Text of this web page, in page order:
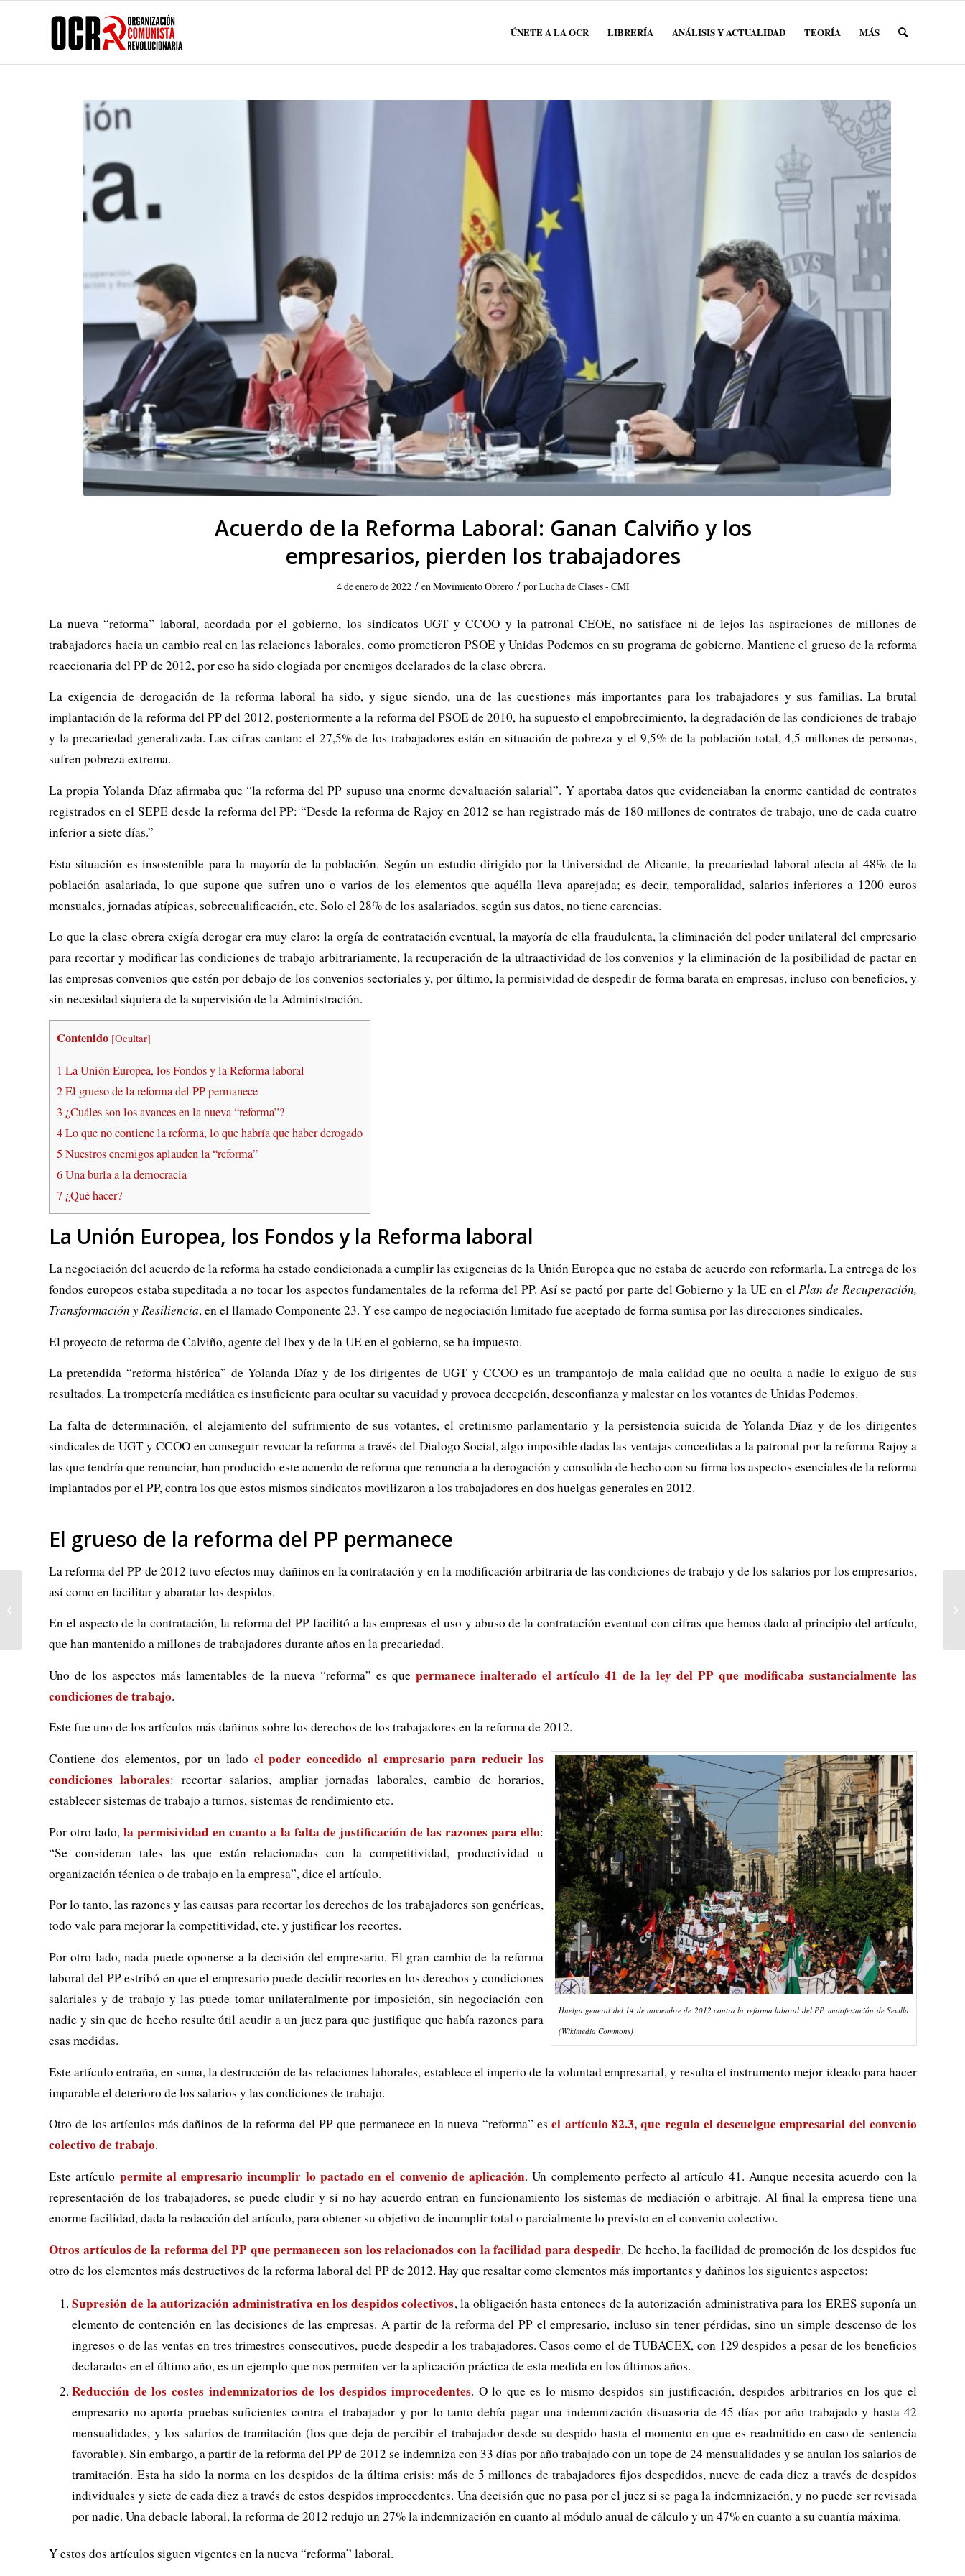
ÚNETE A LA OCR LIBRERÍA ANÁLISIS Y ACTUALIDAD TEORÍA MÁS
Acuerdo de la Reforma Laboral: Ganan Calviño y los
empresarios, pierden los trabajadores
4 de enero de 2022 / enMovimiento Obrero / porLucha de Clases - CMI
La nueva “reforma” laboral, acordada por el gobierno, los sindicatos UGT y CCOO y la patronal CEOE, no satisface ni de lejos las aspiraciones de millones de
trabajadores hacia un cambio real en las relaciones laborales, como prometieron PSOE y Unidas Podemos en su programa de gobierno. Mantiene el grueso de la reforma
reaccionaria del PP de 2012, por eso ha sido elogiada por enemigos declarados de la clase obrera.
La exigencia de derogación de la reforma laboral ha sido, y sigue siendo, una de las cuestiones más importantes para los trabajadores y sus familias. La brutal
implantación de la reforma del PP del 2012, posteriormente a la reforma del PSOE de 2010, ha supuesto el empobrecimiento, la degradación de las condiciones de trabajo
y la precariedad generalizada. Las cifras cantan: el 27,5% de los trabajadores están en situación de pobreza y el 9,5% de la población total, 4,5 millones de personas,
sufren pobreza extrema.
La propia Yolanda Díaz afirmaba que “la reforma del PP supuso una enorme devaluación salarial”. Y aportaba datos que evidenciaban la enorme cantidad de contratos
registrados en el SEPE desde la reforma del PP: “Desde la reforma de Rajoy en 2012 se han registrado más de 180 millones de contratos de trabajo, uno de cada cuatro
inferior a siete días.”
Esta situación es insostenible para la mayoría de la población. Según un estudio dirigido por la Universidad de Alicante, la precariedad laboral afecta al 48% de la
población asalariada, lo que supone que sufren uno o varios de los elementos que aquélla lleva aparejada; es decir, temporalidad, salarios inferiores a 1200 euros
mensuales, jornadas atípicas, sobrecualificación, etc. Solo el 28% de los asalariados, según sus datos, no tiene carencias.
Lo que la clase obrera exigía derogar era muy claro: la orgía de contratación eventual, la mayoría de ella fraudulenta, la eliminación del poder unilateral del empresario
para recortar y modificar las condiciones de trabajo arbitrariamente, la recuperación de la ultraactividad de los convenios y la eliminación de la posibilidad de pactar en
las empresas convenios que estén por debajo de los convenios sectoriales y, por último, la permisividad de despedir de forma barata en empresas, incluso con beneficios, y
sin necesidad siquiera de la supervisión de la Administración.
Contenido [Ocultar]
1 La Unión Europea, los Fondos y la Reforma laboral
2El grueso de la reforma del PP permanece
3 ¿Cuáles son los avances en la nueva “reforma”?
4Lo que no contiene la reforma, lo que habría que haber derogado
5 Nuestros enemigos aplauden la “reforma”
6Una burla a la democracia
7¿Qué hacer?
La Unión Europea, los Fondos y la Reforma laboral
La negociación del acuerdo de la reforma ha estado condicionada a cumplir las exigencias de la Unión Europea que no estaba de acuerdo con reformarla. La entrega de los
fondos europeos estaba supeditada a no tocar los aspectos fundamentales de la reforma del PP. Así se pactó por parte del Gobierno y la UE en elPlan de Recuperación,
Transformación y Resiliencia, en el llamado Componente 23. Y ese campo de negociación limitado fue aceptado de forma sumisa por las direcciones sindicales.
El proyecto de reforma de Calviño, agente del Ibex y de la UE en el gobierno, se ha impuesto.
La pretendida “reforma histórica” de Yolanda Díaz y de los dirigentes de UGT y CCOO es un trampantojo de mala calidad que no oculta a nadie lo exiguo de sus
resultados. La trompetería mediática es insuficiente para ocultar su vacuidad y provoca decepción, desconfianza y malestar en los votantes de Unidas Podemos.
La falta de determinación, el alejamiento del sufrimiento de sus votantes, el cretinismo parlamentario y la persistencia suicida de Yolanda Díaz y de los dirigentes
sindicales de UGT y CCOO en conseguir revocar la reforma a través del Dialogo Social, algo imposible dadas las ventajas concedidas a la patronal por la reforma Rajoy a
las que tendría que renunciar, han producido este acuerdo de reforma que renuncia a la derogación y consolida de hecho con su firma los aspectos esenciales de la reforma
implantados por el PP, contra los que estos mismos sindicatos movilizaron a los trabajadores en dos huelgas generales en 2012.
El grueso de la reforma del PP permanece
La reforma del PP de 2012 tuvo efectos muy dañinos en la contratación y en la modificación arbitraria de las condiciones de trabajo y de los salarios por los empresarios,
así como en facilitar y abaratar los despidos.
En el aspecto de la contratación, la reforma del PP facilitó a las empresas el uso y abuso de la contratación eventual con cifras que hemos dado al principio del artículo,
que han mantenido a millones de trabajadores durante años en la precariedad.
Uno de los aspectos más lamentables de la nueva “reforma” es que permanece inalterado el artículo 41 de la ley del PP que modificaba sustancialmente las
condiciones de trabajo.
Este fue uno de los artículos más dañinos sobre los derechos de los trabajadores en la reforma de 2012.
Huelga general del 14 de noviembre de 2012 contra la reforma laboral del PP, manifestación de Sevilla
(Wikimedia Commons)
Contiene dos elementos, por un lado el poder concedido al empresario para reducir las
condiciones laborales: recortar salarios, ampliar jornadas laborales, cambio de horarios,
establecer sistemas de trabajo a turnos, sistemas de rendimiento etc.
Por otro lado, la permisividad en cuanto a la falta de justificación de las razones para ello:
“Se consideran tales las que están relacionadas con la competitividad, productividad u
organización técnica o de trabajo en la empresa”, dice el artículo.
Por lo tanto, las razones y las causas para recortar los derechos de los trabajadores son genéricas,
todo vale para mejorar la competitividad, etc. y justificar los recortes.
Por otro lado, nada puede oponerse a la decisión del empresario. El gran cambio de la reforma
laboral del PP estribó en que el empresario puede decidir recortes en los derechos y condiciones
salariales y de trabajo y las puede tomar unilateralmente por imposición, sin negociación con
nadie y sin que de hecho resulte útil acudir a un juez para que justifique que había razones para
esas medidas.
Este artículo entraña, en suma, la destrucción de las relaciones laborales, establece el imperio de la voluntad empresarial, y resulta el instrumento mejor ideado para hacer
imparable el deterioro de los salarios y las condiciones de trabajo.
Otro de los artículos más dañinos de la reforma del PP que permanece en la nueva “reforma” esel artículo 82.3, que regula el descuelgue empresarial del convenio
colectivo de trabajo.
Este artículo permite al empresario incumplir lo pactado en el convenio de aplicación. Un complemento perfecto al artículo 41. Aunque necesita acuerdo con la
representación de los trabajadores, se puede eludir y si no hay acuerdo entran en funcionamiento los sistemas de mediación o arbitraje. Al final la empresa tiene una
enorme facilidad, dada la redacción del artículo, para obtener su objetivo de incumplir total o parcialmente lo previsto en el convenio colectivo.
Otros artículos de la reforma del PP que permanecen son los relacionados con la facilidad para despedir. De hecho, la facilidad de promoción de los despidos fue
otro de los elementos más destructivos de la reforma laboral del PP de 2012. Hay que resaltar como elementos más importantes y dañinos los siguientes aspectos:
Supresión de la autorización administrativa en los despidos colectivos, la obligación hasta entonces de la autorización administrativa para los ERES suponía un
elemento de contención en las decisiones de las empresas. A partir de la reforma del PP el empresario, incluso sin tener pérdidas, sino un simple descenso de los
ingresos o de las ventas en tres trimestres consecutivos, puede despedir a los trabajadores. Casos como el de TUBACEX, con 129 despidos a pesar de los beneficios
declarados en el último año, es un ejemplo que nos permiten ver la aplicación práctica de esta medida en los últimos años.
Reducción de los costes indemnizatorios de los despidos improcedentes. O lo que es lo mismo despidos sin justificación, despidos arbitrarios en los que el
empresario no aporta pruebas suficientes contra el trabajador y por lo tanto debía pagar una indemnización disuasoria de 45 días por año trabajado y hasta 42
mensualidades, y los salarios de tramitación (los que deja de percibir el trabajador desde su despido hasta el momento en que es readmitido en caso de sentencia
favorable). Sin embargo, a partir de la reforma del PP de 2012 se indemniza con 33 días por año trabajado con un tope de 24 mensualidades y se anulan los salarios de
tramitación. Esta ha sido la norma en los despidos de la última crisis: más de 5 millones de trabajadores fijos despedidos, nueve de cada diez a través de despidos
individuales y siete de cada diez a través de estos despidos improcedentes. Una decisión que no pasa por el juez si se paga la indemnización, y no puede ser revisada
por nadie. Una debacle laboral, la reforma de 2012 redujo un 27% la indemnización en cuanto al módulo anual de cálculo y un 47% en cuanto a su cuantía máxima.
Y estos dos artículos siguen vigentes en la nueva “reforma” laboral.
Movilización popular
la sede IU de Estella-